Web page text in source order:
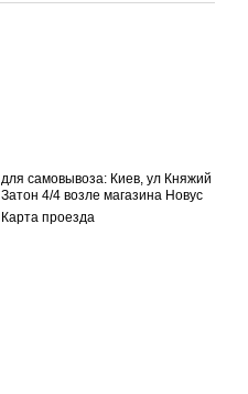
для самовывоза: Киев, ул Княжий
Затон 4/4 возле магазина Новус
Карта проезда